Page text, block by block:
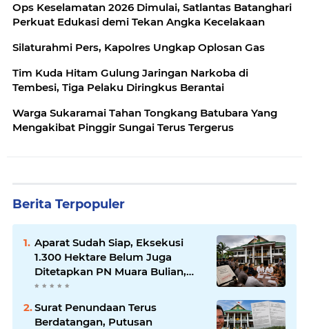
Ops Keselamatan 2026 Dimulai, Satlantas Batanghari
Perkuat Edukasi demi Tekan Angka Kecelakaan
Silaturahmi Pers, Kapolres Ungkap Oplosan Gas
Tim Kuda Hitam Gulung Jaringan Narkoba di
Tembesi, Tiga Pelaku Diringkus Berantai
Warga Sukaramai Tahan Tongkang Batubara Yang
Mengakibat Pinggir Sungai Terus Tergerus
Berita Terpopuler
Aparat Sudah Siap, Eksekusi
1.300 Hektare Belum Juga
Ditetapkan PN Muara Bulian,
Ada Apa?
Surat Penundaan Terus
Berdatangan, Putusan